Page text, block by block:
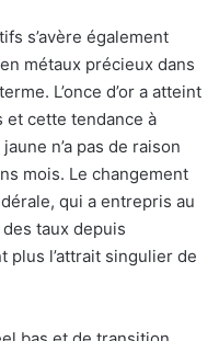
s’avère également
métaux précieux dans
L’once d’or a atteint
et cette tendance à
n’a pas de raison
mois. Le changement
qui a entrepris au
taux depuis
plus l’attrait singulier de